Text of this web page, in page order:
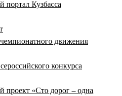
Кузбасса
движения
конкурса
«Сто дорог – одна